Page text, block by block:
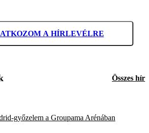
A HÍRLEVÉLRE
Összes hír
győzelem a Groupama Arénában